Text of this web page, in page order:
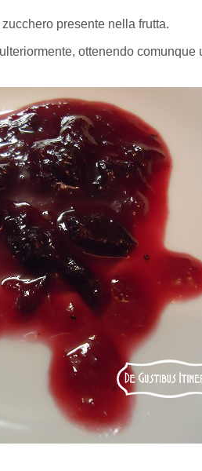
presente nella frutta.
ottenendo